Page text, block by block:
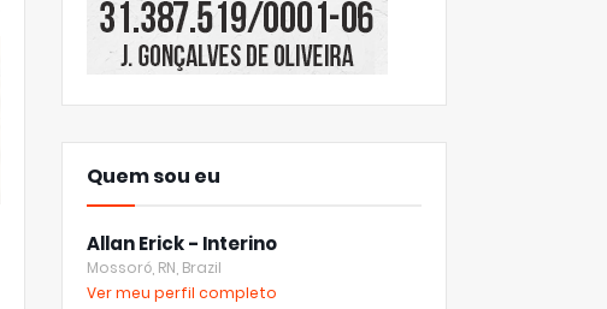
Quem sou eu
Allan Erick - Interino
Mossoró, RN, Brazil
Ver meu perfil completo